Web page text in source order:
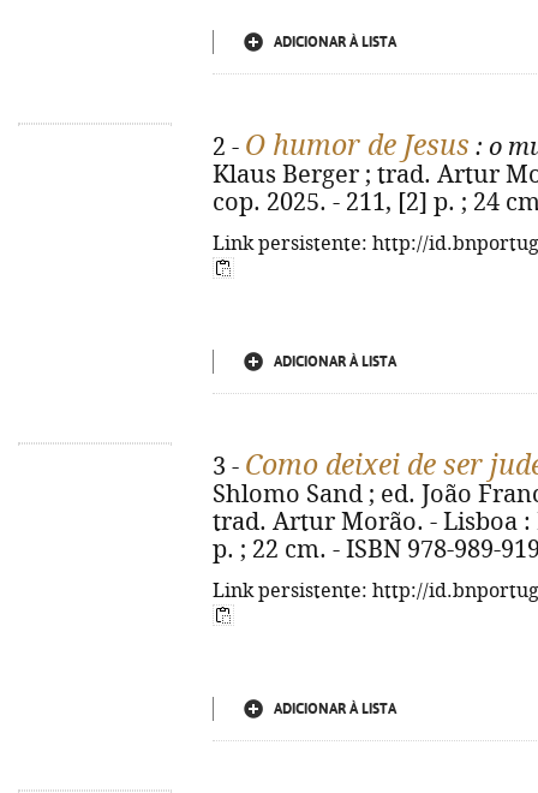
ADICIONAR À LISTA
2 - O humor de Jesus : o
Klaus Berger ; trad. Artur
cop. 2025. - 211, [2] p. ; 24
Link persistente: http://
ADICIONAR À LISTA
3 - Como deixei de ser
Shlomo Sand ; ed. João
trad. Artur Morão. - Lisboa :
p. ; 22 cm. - ISBN 978-989-
Link persistente: http://
ADICIONAR À LISTA